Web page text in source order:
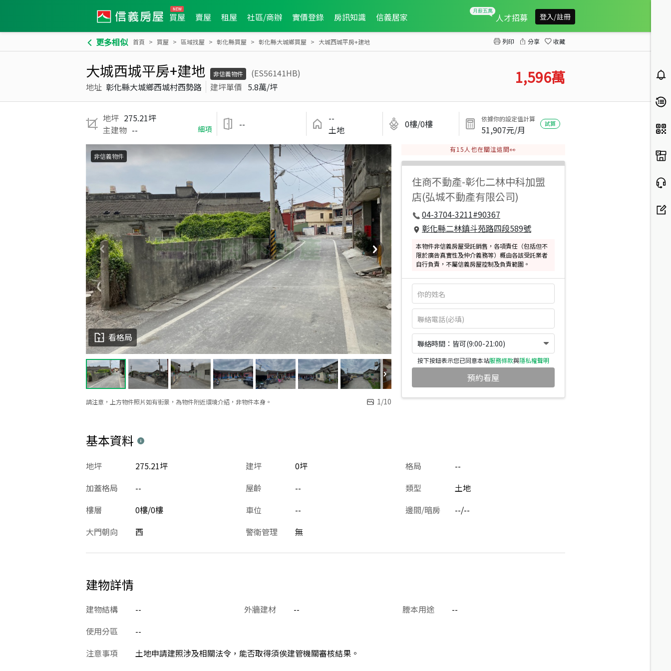
買屋 賣屋 租屋 社區/商辦 實價登錄 房訊知識 信義居家 人才招募 登入/註冊
更多相似 首頁 買屋 區域找屋 彰化縣買屋 彰化縣大城鄉買屋 大城西城平房+建地 列印 分享 收藏
大城西城平房+建地 非信義物件
(ES56141HB)
地址 彰化縣大城鄉西城村西勢路 建坪單價 5.8萬/坪 1,596萬
地坪 275.21坪
主建物 -- 細項 --
--
土地
0樓/0樓 依據你的設定值計算
51,907元/月
試算
請注意，上方物件照片如有街景，為物件附近環境介紹，非物件本身。 1/10
看格局
非信義物件
有15 人也在關注這間👀
住商不動產-彰化二林中科加盟
店(弘城不動產有限公司)
04-3704-3211#90367
彰化縣二林鎮斗苑路四段589號
本物件非信義房屋受託銷售，各項責任（包括但不
限於廣告真實性及仲介義務等）概由各該受託業者
自行負責，不屬信義房屋控制及負責範圍。
聯絡時間：皆可(9:00-21:00)
按下按鈕表示您已同意本站服務條款與隱私權聲明
預約看屋
基本資料
建坪 0坪
地坪 275.21坪 格局
--
加蓋格局
-- 屋齡 -- 類型
土地
樓層
0樓/0樓 車位 -- 邊間/暗房
--/--
大門朝向
西 警衛管理 無
建物詳情
建物結構 -- 外牆建材 -- 謄本用途
--
使用分區
--
注意事項
土地申請建照涉及相關法令，能否取得須俟建管機關審核結果。